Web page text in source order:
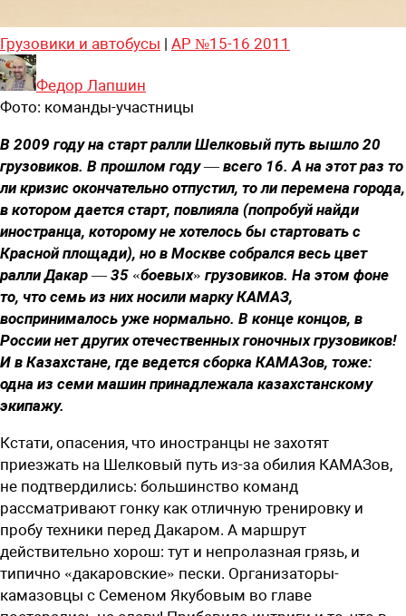
Грузовики и автобусы | АР №15-16 2011
Федор Лапшин
Фото: команды-участницы
В 2009 году на старт ралли Шелковый путь вышло 20
грузовиков. В прошлом году — всего 16. А на этот раз то
ли кризис окончательно отпустил, то ли перемена города,
в котором дается старт, повлияла (попробуй найди
иностранца, которому не хотелось бы стартовать с
Красной площади), но в Москве собрался весь цвет
ралли Дакар — 35 «боевых» грузовиков. На этом фоне
то, что семь из них носили марку КАМАЗ,
воспринималось уже нормально. В конце концов, в
России нет других отечественных гоночных грузовиков!
И в Казахстане, где ведется сборка КАМАЗов, тоже:
одна из семи машин принадлежала казахстанскому
экипажу.
Кстати, опасения, что иностранцы не захотят
приезжать на Шелковый путь из-за обилия КАМАЗов,
не подтвердились: большинство команд
рассматривают гонку как отличную тренировку и
пробу техники перед Дакаром. А маршрут
действительно хорош: тут и непролазная грязь, и
типично «дакаровские» пески. Организаторы-
камазовцы с Семеном Якубовым во главе